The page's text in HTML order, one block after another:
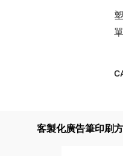
客製化廣告筆印刷